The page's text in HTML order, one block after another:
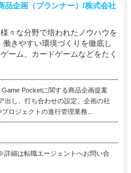
品企画（プランナー）/株式会社
々な分野で培われたノウハウを
きやすい環境づくりを徹底し
ーム、カードゲームなどをたく
Game Pocketに関する商品企画提案
出し、打ち合わせの設定、企画の社
ロジェクトの進行管理業務...
細は転職エージェントへお問い合